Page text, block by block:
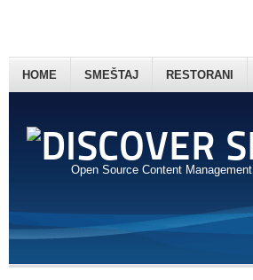
Open Source Content Management
HOME SMEŠTAJ RESTORANI